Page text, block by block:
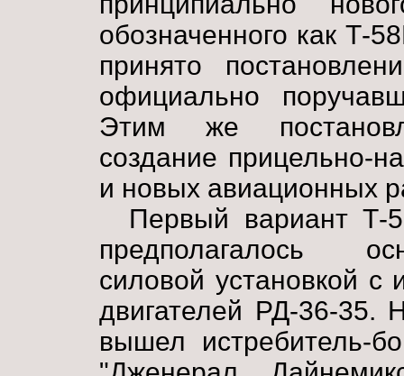
обозначенного как Т-
принято
официально
Этим же
создание прицельно-
и новых авиационных
Первый вариант Т-
предполагалось
силовой установкой
двигателей РД-36-35.
вышел истребитель-